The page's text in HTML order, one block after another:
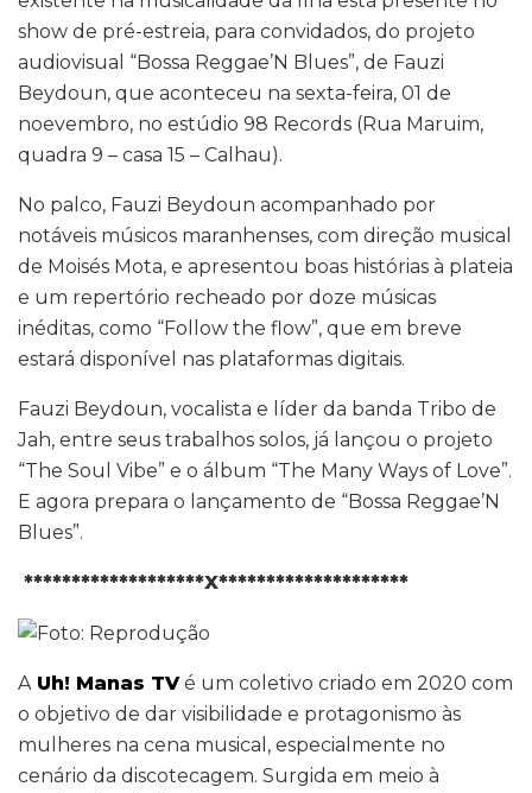
show de pré-estreia, para convidados, do projeto
audiovisual “Bossa Reggae’N Blues”, de Fauzi
Beydoun, que aconteceu na sexta-feira, 01 de
noevembro, no estúdio 98 Records (Rua Maruim,
quadra 9 – casa 15 – Calhau).
No palco, Fauzi Beydoun acompanhado por
notáveis músicos maranhenses, com direção musical
de Moisés Mota, e apresentou boas histórias à plateia
e um repertório recheado por doze músicas
inéditas, como “Follow the flow”, que em breve
estará disponível nas plataformas digitais.
Fauzi Beydoun, vocalista e líder da banda Tribo de
Jah, entre seus trabalhos solos, já lançou o projeto
“The Soul Vibe” e o álbum “The Many Ways of Love”.
E agora prepara o lançamento de “Bossa Reggae’N
Blues”.
*******************X********************
AUh! Manas TVé um coletivo criado em 2020 com
o objetivo de dar visibilidade e protagonismo às
mulheres na cena musical, especialmente no
cenário da discotecagem. Surgida em meio à